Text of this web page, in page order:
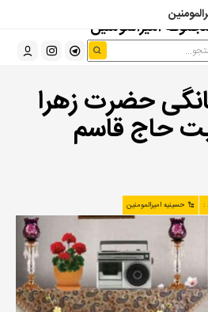
امیرالمومنین
حضرت زهرا
حاج قاسم
: حسینیه امیرالمومنین